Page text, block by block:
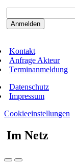
Kontakt
Anfrage Akteur
Terminanmeldung
Datenschutz
Impressum
Cookieeinstellungen
Im Netz